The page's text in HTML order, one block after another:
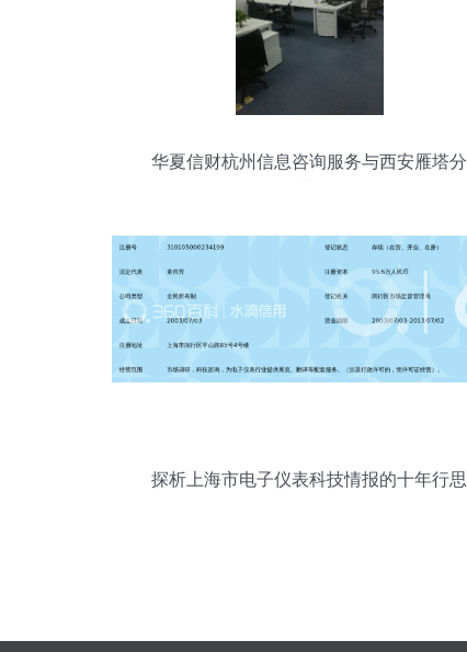
华夏信财杭州信息咨询服务与西安雁塔分
探析上海市电子仪表科技情报的十年行思